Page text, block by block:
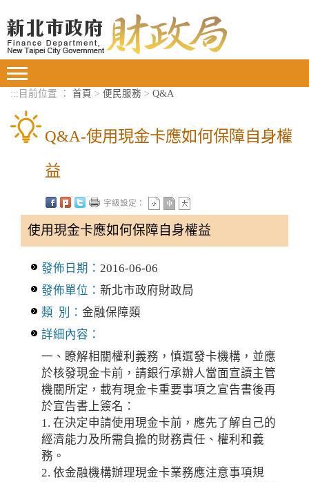
::: 目前位置 ： 首頁 > 便民服務 > Q&A
Q&A-使用現金卡應如何保障自身權
益
字級設定：
使用現金卡應如何保障自身權益
發佈日期： 2016-06-06
發佈單位： 新北市政府財政局
類 別： 金融保障類
詳細內容：
一、瞭解相關權利義務，慎選發卡機構，並應
於核發現金卡前，請銀行承辦人當面宣讀主管
機關所定，載有現金卡重要事項之宣告書後再
於宣告書上簽名：
1. 在決定申請使用現金卡前，應先了解自己的
經濟能力及所需負擔的財務責任、權利和義
務。
2. 依金融機構辦理現金卡業務應注意事項規